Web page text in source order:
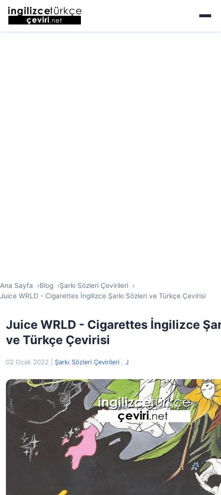
Ana Sayfa Blog
Şarkı Sözleri Çevirileri
Juice WRLD - Cigarettes İngilizce Şarkı Sözleri ve Türkçe Çevirisi
Juice WRLD - Cigarettes İngilizce
ve Türkçe Çevirisi
02 Ocak 2022 Şarkı Sözleri Çevirileri , J